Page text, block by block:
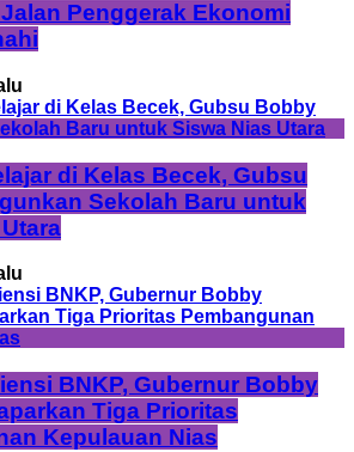
Penggerak Ekonomi
di Kelas Becek, Gubsu
Sekolah Baru untuk
BNKP, Gubernur Bobby
Tiga Prioritas
Kepulauan Nias